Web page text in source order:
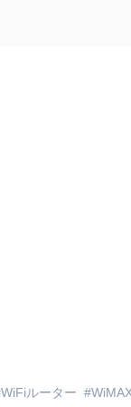
WiFiルーター